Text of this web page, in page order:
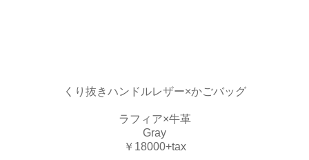
くり抜きハンドルレザー×かごバッグ
ラフィア×牛革
Gray
￥18000+tax